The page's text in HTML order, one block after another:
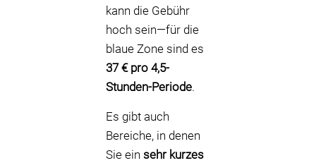
kann die Gebühr
hoch sein—für die
blaue Zone sind es
37 € pro 4,5-
Stunden-Periode.
Es gibt auch
Bereiche, in denen
Sie ein sehr kurzes